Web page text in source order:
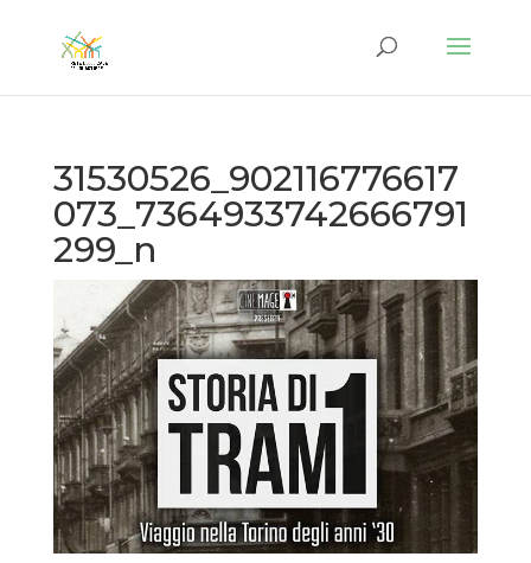
31530526_902116776617
073_7364933742666791
299_n